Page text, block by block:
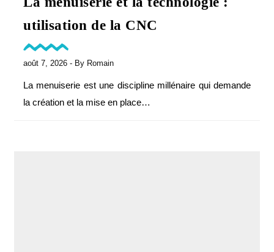
utilisation de la CNC
août 7, 2026 - By Romain
La menuiserie est une discipline millénaire qui demande
la création et la mise en place…